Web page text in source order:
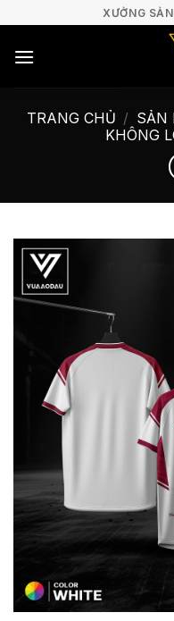
nội
XƯỞNG
TRANG CHỦ / SẢN
KHÔNG